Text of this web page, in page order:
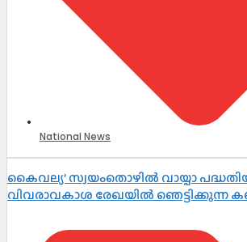
National News
കൈവല്യ’ സ്വയംതൊഴിൽ വായ്പാ
വിവരാവകാശ രേഖയിൽ ഞെട്ടിക്കുന്ന